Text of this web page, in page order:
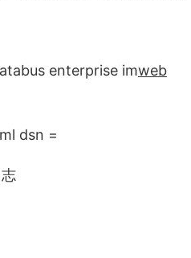
enterprise imweb
dsn =